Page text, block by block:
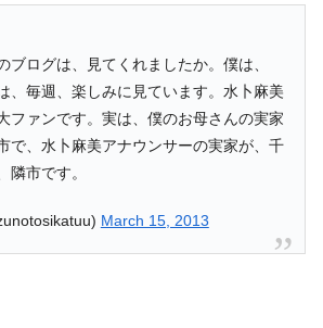
ブログは、見てくれましたか。僕は、
、毎週、楽しみに見ています。水卜麻美
ファンです。実は、僕のお母さんの実家
で、水卜麻美アナウンサーの実家が、千
隣市です。
March 15, 2013